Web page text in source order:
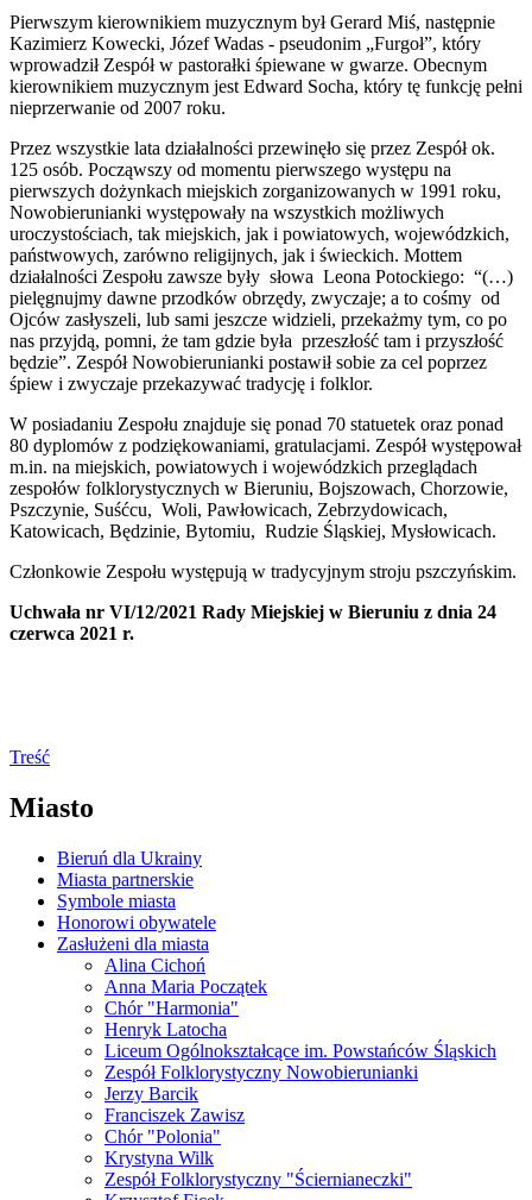
Pierwszym kierownikiem muzycznym był Gerard Miś, następnie
Kazimierz Kowecki, Józef Wadas - pseudonim „Furgoł”, który
wprowadził Zespół w pastorałki śpiewane w gwarze. Obecnym
kierownikiem muzycznym jest Edward Socha, który tę funkcję pełni
nieprzerwanie od 2007 roku.
Przez wszystkie lata działalności przewinęło się przez Zespół ok.
125 osób. Począwszy od momentu pierwszego występu na
pierwszych dożynkach miejskich zorganizowanych w 1991 roku,
Nowobierunianki występowały na wszystkich możliwych
uroczystościach, tak miejskich, jak i powiatowych, wojewódzkich,
państwowych, zarówno religijnych, jak i świeckich. Mottem
działalności Zespołu zawsze były słowa Leona Potockiego: “(…)
pielęgnujmy dawne przodków obrzędy, zwyczaje; a to cośmy od
Ojców zasłyszeli, lub sami jeszcze widzieli, przekażmy tym, co po
nas przyjdą, pomni, że tam gdzie była przeszłość tam i przyszłość
będzie”. Zespół Nowobierunianki postawił sobie za cel poprzez
śpiew i zwyczaje przekazywać tradycję i folklor.
W posiadaniu Zespołu znajduje się ponad 70 statuetek oraz ponad
80 dyplomów z podziękowaniami, gratulacjami. Zespół występował
m.in. na miejskich, powiatowych i wojewódzkich przeglądach
zespołów folklorystycznych w Bieruniu, Bojszowach, Chorzowie,
Pszczynie, Suśćcu, Woli, Pawłowicach, Zebrzydowicach,
Katowicach, Będzinie, Bytomiu, Rudzie Śląskiej, Mysłowicach.
Członkowie Zespołu występują w tradycyjnym stroju pszczyńskim.
Uchwała nr VI/12/2021 Rady Miejskiej w Bieruniu z dnia 24
czerwca 2021 r.
Treść
Miasto
Bieruń dla Ukrainy
Miasta partnerskie
Symbole miasta
Honorowi obywatele
Zasłużeni dla miasta
Alina Cichoń
Anna Maria Początek
Chór "Harmonia"
Henryk Latocha
Liceum Ogólnokształcące im. Powstańców Śląskich
Zespół Folklorystyczny Nowobierunianki
Jerzy Barcik
Franciszek Zawisz
Chór "Polonia"
Krystyna Wilk
Zespół Folklorystyczny "Ściernianeczki"